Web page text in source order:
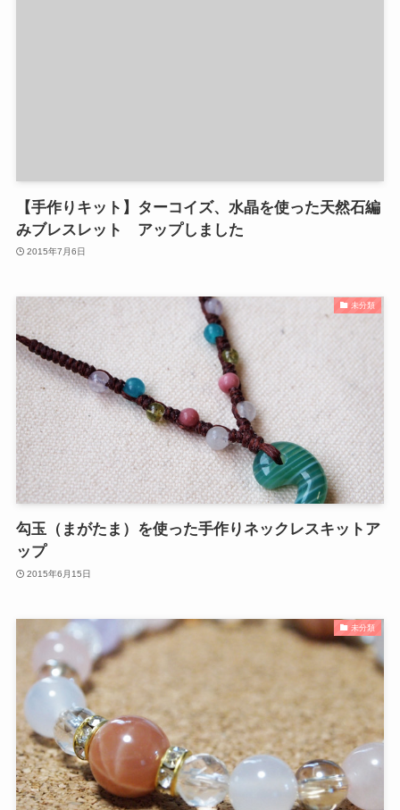
【手作りキット】ターコイズ、水晶を使った天然石編
みブレスレット アップしました
2015年7月6日
未分類
勾玉（まがたま）を使った手作りネックレスキットア
ップ
2015年6月15日
未分類